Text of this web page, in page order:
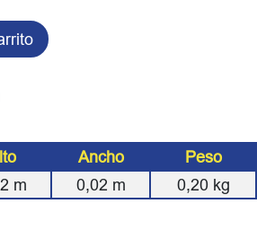
Ancho
Peso
m 0,02 m 0,20kg